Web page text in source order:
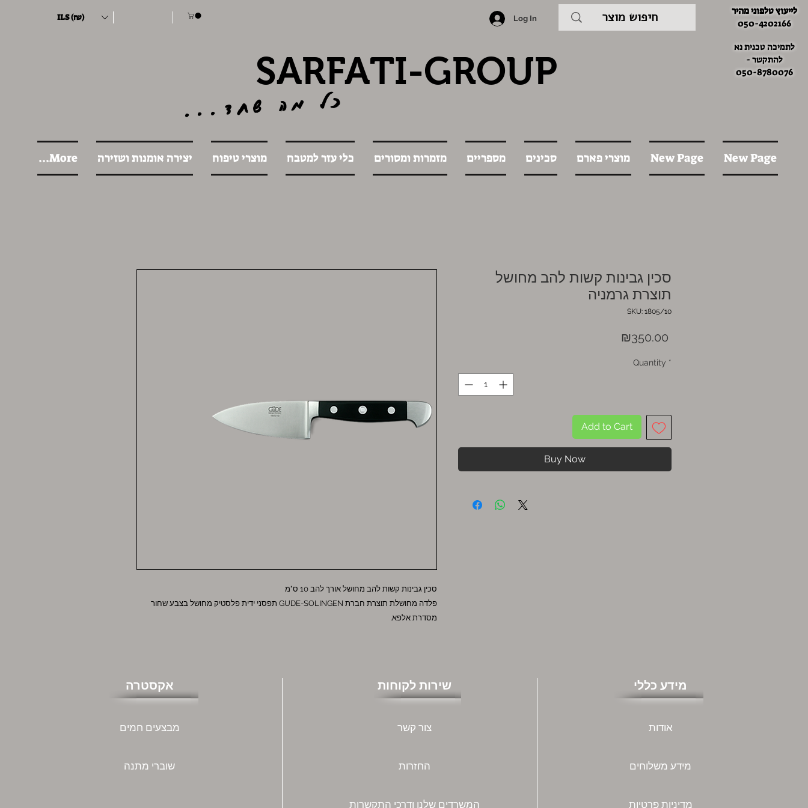
לייעוץ טלפוני מהיר
050-4202166
לתמיכה טכנית נא
להתקשר -
050-8780076
ILS (₪) Log In
SARFATI-GROUP
כל מה שחד...
New Page
New Page מוצרי פארם סכינים מספריים מזמרות ומסורים כלי עזר למטבח מוצרי טיפוח יצירה אומנות ושזירה More...
סכין גבינות קשות להב מחושל אורך להב 10 ס"מ
פלדה מחושלת תוצרת חברת GUDE-SOLINGEN תפסני ידית פלסטיק מחושל בצבע שחור
מסדרת אלפא.
סכין גבינות קשות להב מחושל
תוצרת גרמניה
SKU: 1805/10
₪350.00
Quantity *
Add to Cart
Buy Now
אקסטרה
מבצעים חמים
שוברי מתנה
שירות לקוחות
צור קשר
החזרות
המשרדים שלנו ודרכי התקשרות
מידע כללי
אודות
מידע משלוחים
מדיניות פרטיות